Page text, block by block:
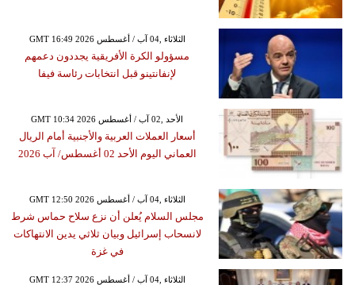
GMT 16:49 2026 الثلاثاء ,04 آب / أغسطس
مسؤولو الكرة الأفريقية يجددون دعمهم
لإنفانتينو قبل انتخابات رئاسة فيفا
GMT 10:34 2026 الأحد ,02 آب / أغسطس
أسعار العملات العربية والأجنبية أمام الريال
العماني اليوم الأحد 02 أغسطس/ آب 2026
GMT 12:50 2026 الثلاثاء ,04 آب / أغسطس
مجلس السلام يُعلن أن نزع سلاح حماس شرط
لانسحاب إسرائيل وبيان ثلاثي يدين الانتهاكات
في غزة
GMT 12:37 2026 الثلاثاء ,04 آب / أغسطس